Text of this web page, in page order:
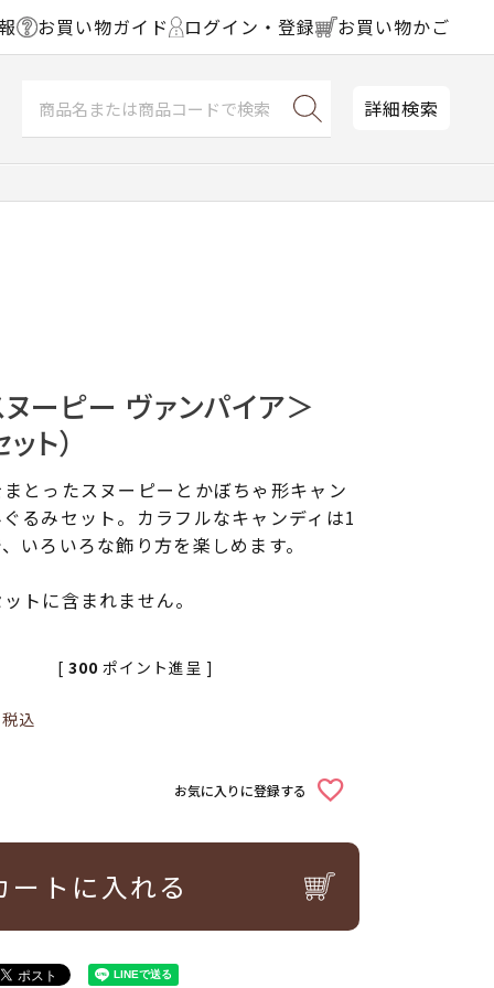
お買い物ガイド ログイン・登録 お買い物かご
詳細検索
ーピー ヴァンパイア＞
ト）
とったスヌーピーとかぼちゃ形キャン
るみセット。カラフルなキャンディは1
いろいろな飾り方を楽しめます。
トに含まれません。
税込
[ 300 ポイント進呈 ]
お気に入りに登録する
ートに入れる